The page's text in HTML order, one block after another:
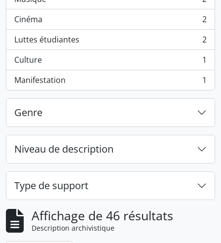
, 2 résultats
Cinéma
, 2 résultats
2
Luttes étudiantes
, 2 résultats
2
Culture
, 1 résultats
1
Manifestation
, 1 résultats 1
Genre
Niveau de description
Type de support
Affichage de 46 résultats
Description archivistique